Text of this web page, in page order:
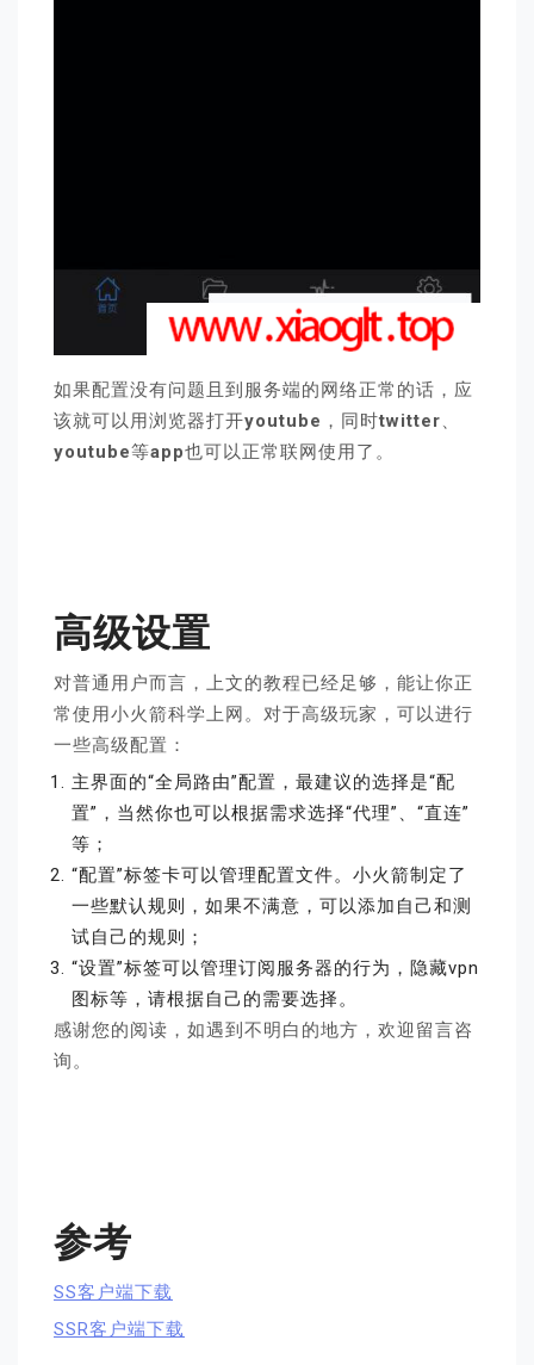
如果配置没有问题且到服务端的网络正常的话，应
该就可以用浏览器打开youtube ，同时twitter、
youtube等app也可以正常联网使用了。
高级设置
对普通用户而言，上文的教程已经足够，能让你正
常使用小火箭科学上网。对于高级玩家，可以进行
一些高级配置：
主界面的“全局路由”配置，最建议的选择是“配
置”，当然你也可以根据需求选择“代理”、“直连”
等；
“配置”标签卡可以管理配置文件。小火箭制定了
一些默认规则，如果不满意，可以添加自己和测
试自己的规则；
“设置”标签可以管理订阅服务器的行为，隐藏vpn
图标等，请根据自己的需要选择。
感谢您的阅读，如遇到不明白的地方，欢迎留言咨
询。
参考
SS客户端下载
SSR客户端下载